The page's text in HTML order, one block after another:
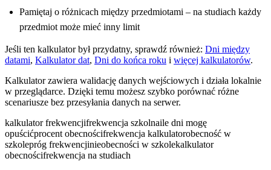
Pamiętaj o różnicach między przedmiotami – na studiach każdy
przedmiot może mieć inny limit
Jeśli ten kalkulator był przydatny, sprawdź również: Dni między
datami, Kalkulator dat, Dni do końca roku i więcej kalkulatorów.
Kalkulator zawiera walidację danych wejściowych i działa lokalnie
w przeglądarce. Dzięki temu możesz szybko porównać różne
scenariusze bez przesyłania danych na serwer.
kalkulator frekwencjifrekwencja szkolnaile dni mogę
opuścićprocent obecnościfrekwencja kalkulatorobecność w
szkolepróg frekwencjinieobecności w szkolekalkulator
obecnościfrekwencja na studiach